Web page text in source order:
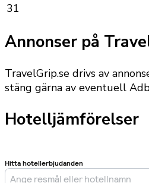
31
Annonser på
TravelGrip.se drivs av
stäng gärna av eventuell
Hotelljämförelser